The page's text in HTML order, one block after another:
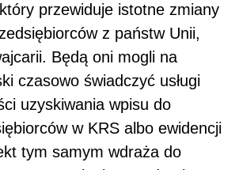
przewiduje istotne zmiany
z państw Unii,
Będą oni mogli na
czasowo świadczyć usługi
uzyskiwania wpisu do
w KRS albo ewidencji
tym samym wdraża do